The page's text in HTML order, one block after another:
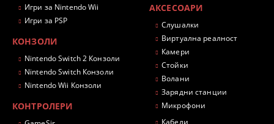
Игри за Nintendo Wii
Игри за PSP
КОНЗОЛИ
Nintendo Switch 2 Конзоли
Nintendo Switch Конзоли
Nintendo Wii Конзоли
КОНТРОЛЕРИ
АКСЕСОАРИ
Слушалки
Виртуална реалност
Камери
Стойки
Волани
Зарядни станции
Микрофони